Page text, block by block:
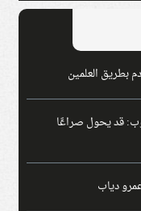
قد يحول صراعًا
دياب